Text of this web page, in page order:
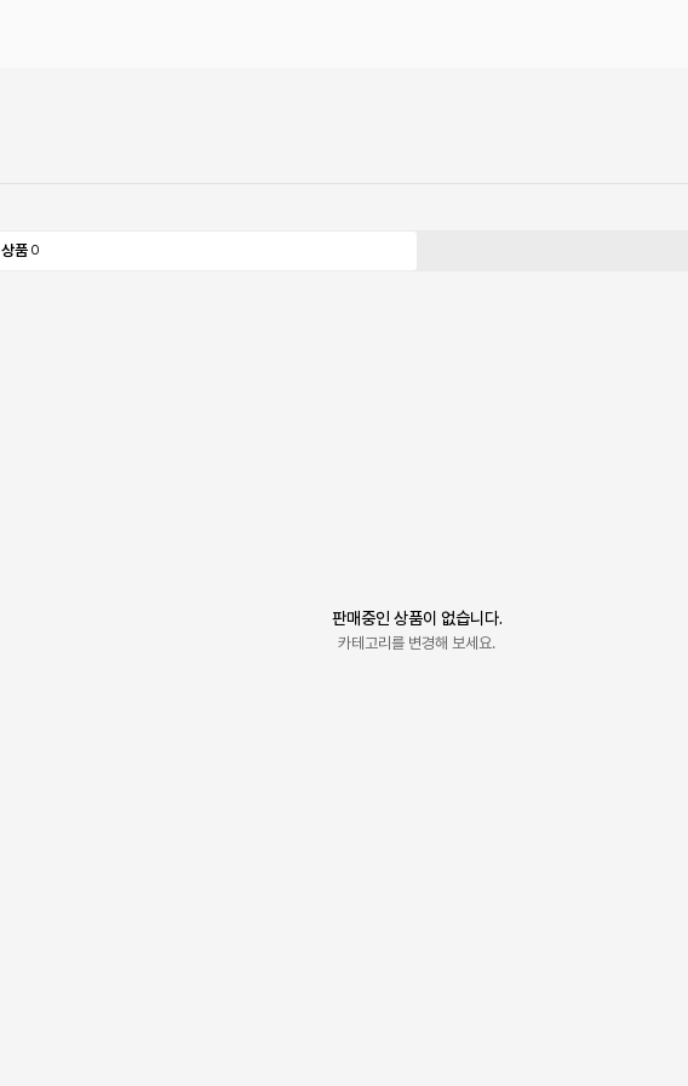
상품 0
판매중인 상품이 없습니다.
카테고리를 변경해 보세요.